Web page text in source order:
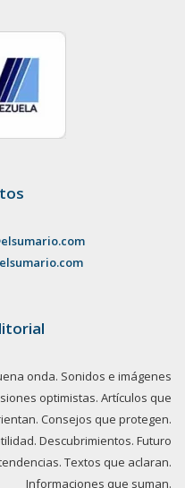
onda. Sonidos e imágenes
optimistas. Artículos que
Consejos que protegen.
Descubrimientos. Futuro
Textos que aclaran.
Informaciones que suman.